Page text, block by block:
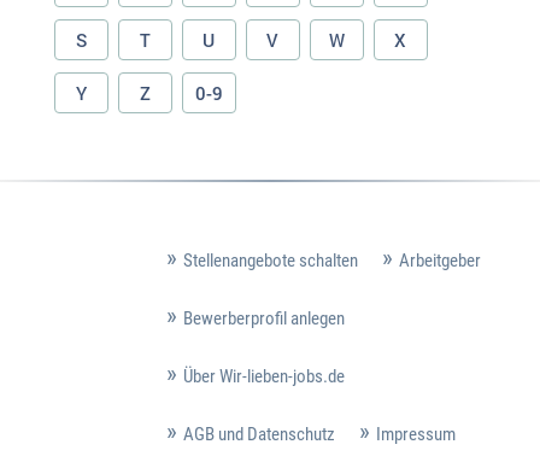
S T U V W X
Y Z 0-9
Stellenangebote schalten Arbeitgeber
Bewerberprofil anlegen
Über Wir-lieben-jobs.de
AGB und Datenschutz Impressum